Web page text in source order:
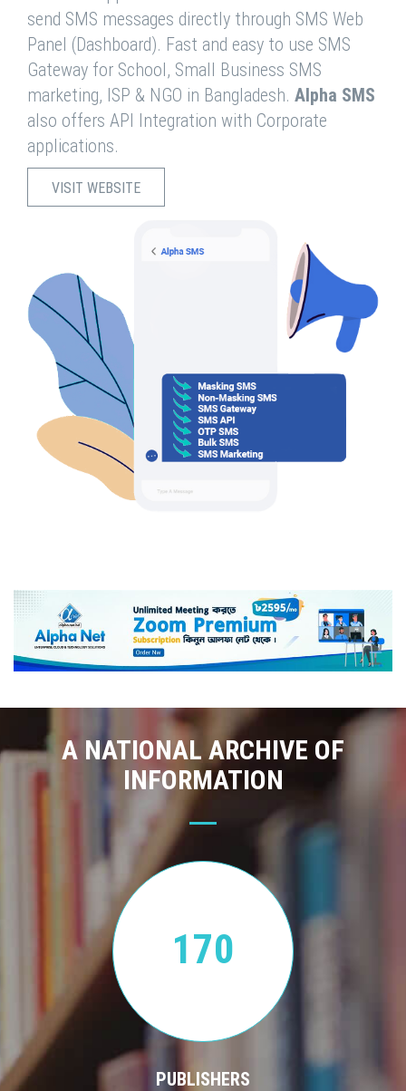
send SMS messages directly through SMS Web
Panel (Dashboard). Fast and easy to use SMS
Gateway for School, Small Business SMS
marketing, ISP & NGO in Bangladesh. Alpha SMS
also offers API Integration with Corporate
applications.
VISIT WEBSITE
A NATIONAL ARCHIVE OF
INFORMATION
170
PUBLISHERS